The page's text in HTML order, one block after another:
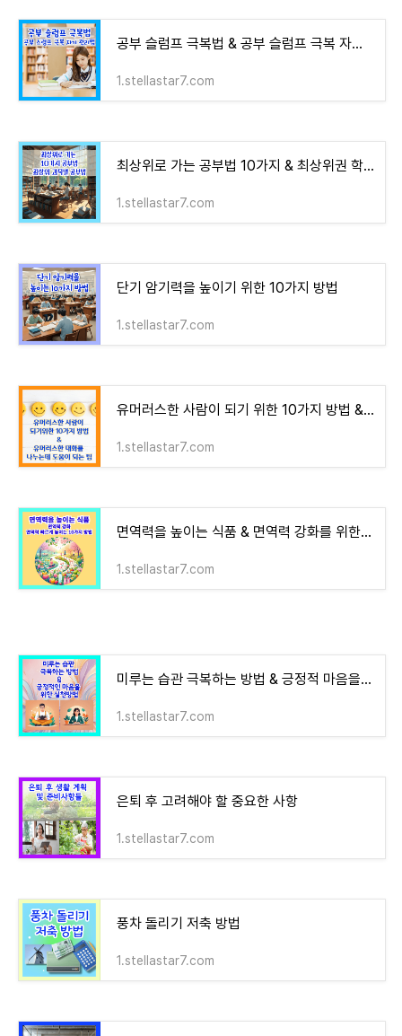
공부 슬럼프 극복법 & 공부 슬럼프 극복 자기 관리법
1.stellastar7.com
최상위로 가는 공부법 10가지 & 최상위권 학생의 특정 공부법 및 과목별 공부법
1.stellastar7.com
단기 암기력을 높이기 위한 10가지 방법
1.stellastar7.com
유머러스한 사람이 되기 위한 10가지 방법 & 유머러스한 대화를 나누는데 도움이 되는 팁
1.stellastar7.com
면역력을 높이는 식품 & 면역력 강화를 위한 운동 및 라이프 스타일 변화& 면역력을 빠르게 높이
1.stellastar7.com
미루는 습관 극복하는 방법 & 긍정적 마음을 위한 실천 방법
1.stellastar7.com
은퇴 후 고려해야 할 중요한 사항
1.stellastar7.com
풍차 돌리기 저축 방법
1.stellastar7.com